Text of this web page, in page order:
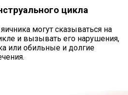
цикла
могут сказываться на
и вызывать его нарушения,
или обильные и долгие